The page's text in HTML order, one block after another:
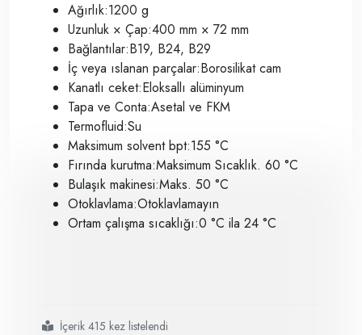
Ağırlık:1200 g
Uzunluk × Çap:400 mm × 72 mm
Bağlantılar:B19, B24, B29
İç veya ıslanan parçalar:Borosilikat cam
Kanatlı ceket:Eloksallı alüminyum
Tapa ve Conta:Asetal ve FKM
Termofluid:Su
Maksimum solvent bpt:155 °C
Fırında kurutma:Maksimum Sıcaklık. 60 °C
Bulaşık makinesi:Maks. 50 °C
Otoklavlama:Otoklavlamayın
Ortam çalışma sıcaklığı:0 °C ila 24 °C
#heidolph susuz kondenser
#standart boyut
#
#
#1 litreye kadar çözücü hacimleriyle reflü altında sentezler içindir
#
#
#
#
#yerden ve maliyetten tasarruf edin
İçerik 415 kez listelendi